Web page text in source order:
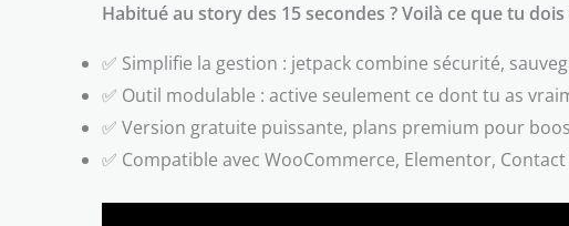
Habitué au story des 15 secondes ? Voilà ce que tu
✅ Simplifie la gestion : jetpack combine sécurité,
✅ Outil modulable : active seulement ce dont tu as
✅ Version gratuite puissante, plans premium pour
✅ Compatible avec WooCommerce, Elementor,